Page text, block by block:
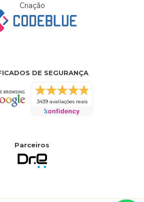
Criação
DE SEGURANÇA
3439 avaliações reais
Parceiros